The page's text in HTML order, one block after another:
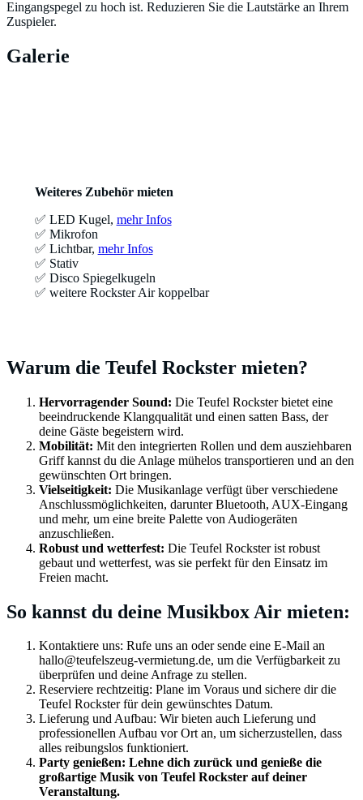
Eingangspegel zu hoch ist. Reduzieren Sie die Lautstärke an Ihrem
Zuspieler.
Galerie
Weiteres Zubehör mieten
✅ LED Kugel, mehr Infos
✅ Mikrofon
✅ Lichtbar, mehr Infos
✅ Stativ
✅ Disco Spiegelkugeln
✅ weitere Rockster Air koppelbar
Warum die Teufel Rockster mieten?
Hervorragender Sound: Die Teufel Rockster bietet eine
beeindruckende Klangqualität und einen satten Bass, der
deine Gäste begeistern wird.
Mobilität: Mit den integrierten Rollen und dem ausziehbaren
Griff kannst du die Anlage mühelos transportieren und an den
gewünschten Ort bringen.
Vielseitigkeit: Die Musikanlage verfügt über verschiedene
Anschlussmöglichkeiten, darunter Bluetooth, AUX-Eingang
und mehr, um eine breite Palette von Audiogeräten
anzuschließen.
Robust und wetterfest: Die Teufel Rockster ist robust
gebaut und wetterfest, was sie perfekt für den Einsatz im
Freien macht.
So kannst du deine Musikbox Air mieten:
Kontaktiere uns: Rufe uns an oder sende eine E-Mail an
hallo@teufelszeug-vermietung.de, um die Verfügbarkeit zu
überprüfen und deine Anfrage zu stellen.
Reserviere rechtzeitig: Plane im Voraus und sichere dir die
Teufel Rockster für dein gewünschtes Datum.
Lieferung und Aufbau: Wir bieten auch Lieferung und
professionellen Aufbau vor Ort an, um sicherzustellen, dass
alles reibungslos funktioniert.
Party genießen: Lehne dich zurück und genieße die
großartige Musik von Teufel Rockster auf deiner
Veranstaltung.